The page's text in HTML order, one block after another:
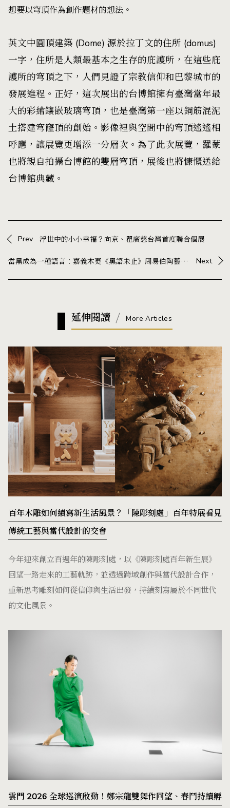
想要以穹頂作為創作題材的想法。
英文中圓頂建築 (Dome) 源於拉丁文的住所 (domus)
一字，住所是人類最基本之生存的庇護所，在這些庇
護所的穹頂之下，人們見證了宗教信仰和巴黎城市的
發展進程。正好，這次展出的台博館擁有臺灣當年最
大的彩繪鑲嵌玻璃穹頂，也是臺灣第一座以鋼筋混泥
土撘建穹窿頂的創始。影像裡與空間中的穹頂遙遙相
呼應，讓展覽更增添一分層次。為了此次展覽，羅蒙
也將親自拍攝台博館的雙層穹頂，展後也將慷慨送給
台博館典藏。
Prev 浮世中的小小幸福？向京、瞿廣慈台灣首度聯合個展
當黑成為一種語言：嘉義木更《黑語未止》周易伯陶藝展，在器物中展開與生活的對話 Next
延伸閱讀 More Articles
百年木雕如何續寫新生活風景？「陳彫刻處」百年特展看見
傳統工藝與當代設計的交會
今年迎來創立百週年的陳彫刻處，以《陳彫刻處百年新生展》
回望一路走來的工藝軌跡，並透過跨域創作與當代設計合作，
重新思考雕刻如何從信仰與生活出發，持續刻寫屬於不同世代
的文化風景。
雲門 2026 全球巡演啟動！鄭宗龍雙舞作回望、春鬥持續孵